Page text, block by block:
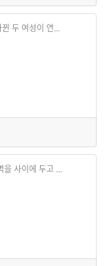
두 여성이 연...
을 사이에 두고 ...